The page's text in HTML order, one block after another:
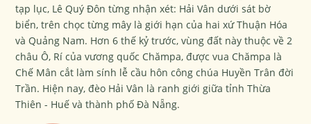
tạp lục, Lê Quý Đôn từng nhận xét: Hải Vân dưới sát bờ
biển, trên chọc từng mây là giới hạn của hai xứ Thuận Hóa
và Quảng Nam. Hơn 6 thế kỷ trước, vùng đất này thuộc về 2
châu Ô, Rí của vương quốc Chămpa, được vua Chămpa là
Chế Mân cắt làm sính lễ cầu hôn công chúa Huyền Trân đời
Trần. Hiện nay, đèo Hải Vân là ranh giới giữa tỉnh Thừa
Thiên - Huế và thành phố Đà Nẵng.